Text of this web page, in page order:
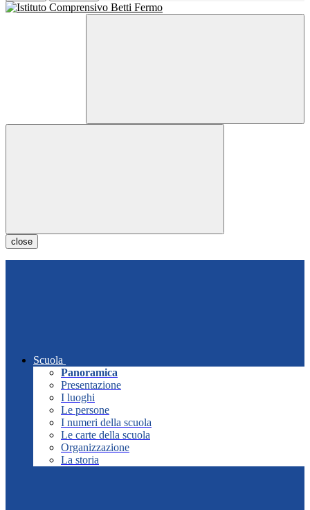
close
Scuola
Panoramica
Presentazione
I luoghi
Le persone
I numeri della scuola
Le carte della scuola
Organizzazione
La storia